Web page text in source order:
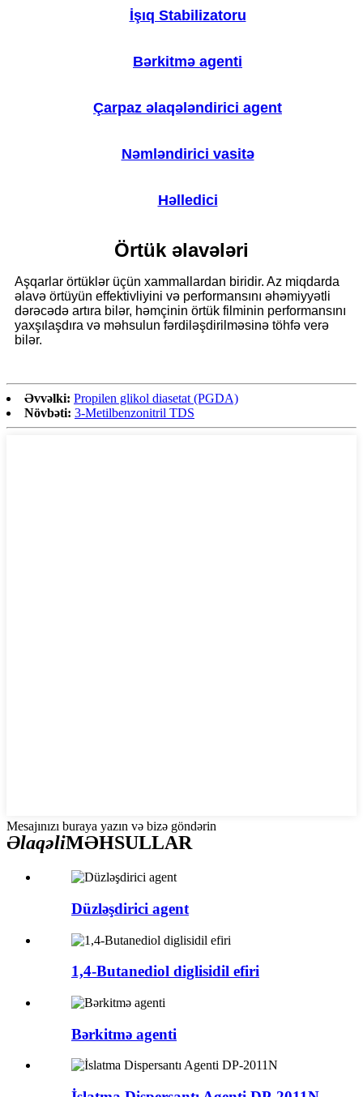
İşıq Stabilizatoru
Bərkitmə agenti
Çarpaz əlaqələndirici agent
Nəmləndirici vasitə
Həlledici
Örtük əlavələri
Aşqarlar örtüklər üçün xammallardan biridir. Az miqdarda
əlavə örtüyün effektivliyini və performansını əhəmiyyətli
dərəcədə artıra bilər, həmçinin örtük filminin performansını
yaxşılaşdıra və məhsulun fərdiləşdirilməsinə töhfə verə
bilər.
Əvvəlki: Propilen glikol diasetat (PGDA)
Növbəti: 3-Metilbenzonitril TDS
Mesajınızı buraya yazın və bizə göndərin
ƏlaqəliMƏHSULLAR
Düzləşdirici agent
1,4-Butanediol diglisidil efiri
Bərkitmə agenti